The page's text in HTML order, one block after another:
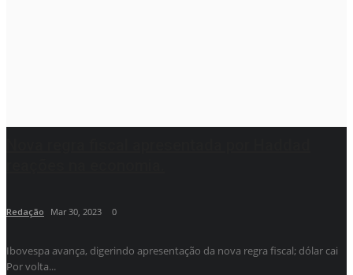
Redação Mar 30, 2023 0
Ibovespa avança, digerindo apresentação da nova regra fiscal; dólar cai
Por volta...